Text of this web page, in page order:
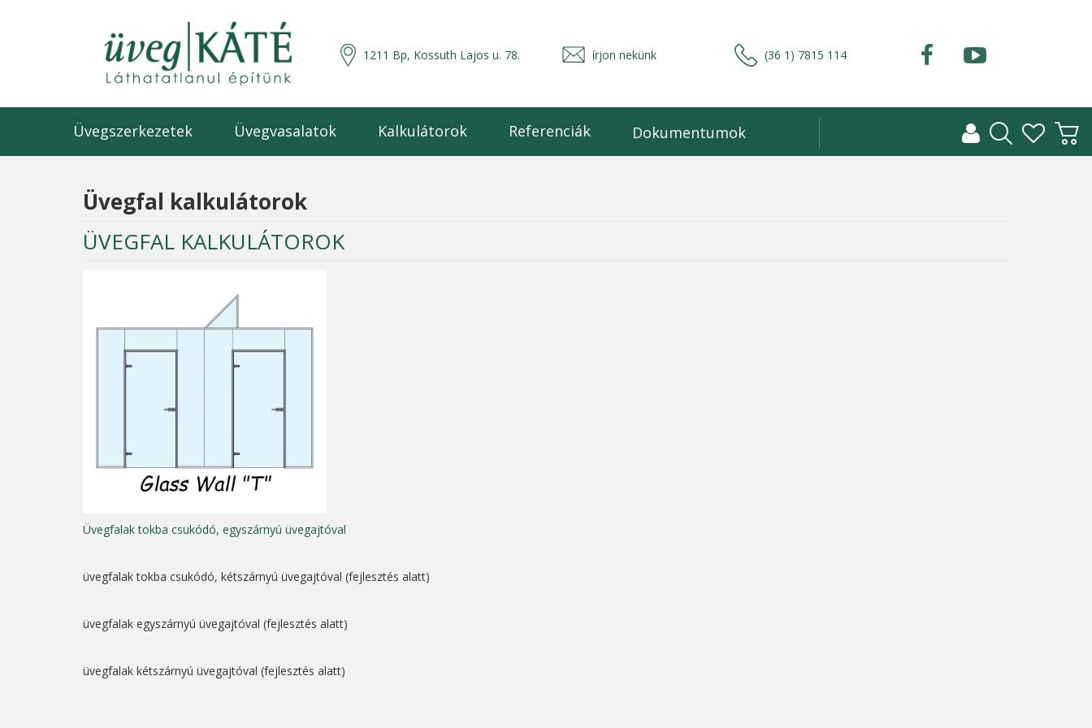
1211 Bp, Kossuth Lajos u. 78. írjon nekünk (36 1) 7815 114
Üvegszerkezetek Üvegvasalatok Kalkulátorok Referenciák Dokumentumok
Üvegfal kalkulátorok
ÜVEGFAL KALKULÁTOROK
Üvegfalak tokba csukódó, egyszárnyú üvegajtóval
üvegfalak tokba csukódó, kétszárnyú üvegajtóval (fejlesztés alatt)
üvegfalak egyszárnyú üvegajtóval (fejlesztés alatt)
üvegfalak kétszárnyú üvegajtóval (fejlesztés alatt)